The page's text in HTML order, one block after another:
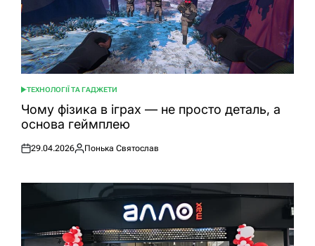
ОПУБЛІКУВАТИ
У
ТЕХНОЛОГІЇ ТА ГАДЖЕТИ
Чому фізика в іграх — не просто деталь, а
основа геймплею
Оприлюднено
29.04.2026
Опубліковано
Понька Святослав